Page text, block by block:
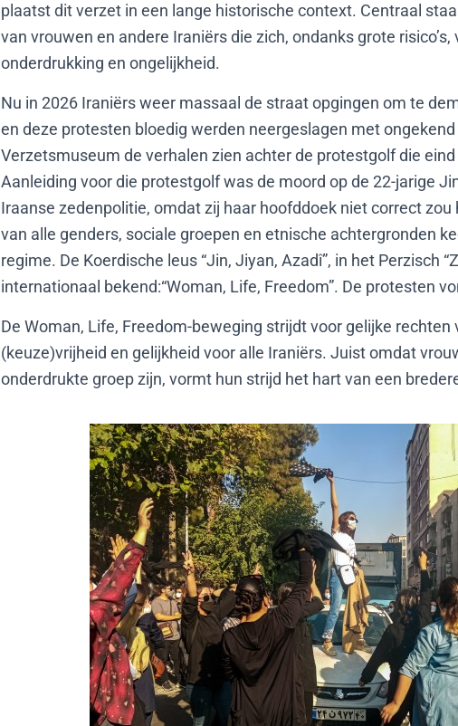
plaatst dit verzet in een lange historische context. Centraal
van vrouwen en andere Iraniërs die zich, ondanks grote
onderdrukking en ongelijkheid.
Nu in 2026 Iraniërs weer massaal de straat opgingen om te
en deze protesten bloedig werden neergeslagen met
Verzetsmuseum de verhalen zien achter de protestgolf die
Aanleiding voor die protestgolf was de moord op de 22-jarige
Iraanse zedenpolitie, omdat zij haar hoofddoek niet correct
van alle genders, sociale groepen en etnische achtergronden
regime. De Koerdische leus “Jin, Jiyan, Azadî”, in het Perzisch
internationaal bekend:“Woman, Life, Freedom”. De protesten
De Woman, Life, Freedom-beweging strijdt voor gelijke rechten
(keuze)vrijheid en gelijkheid voor alle Iraniërs. Juist omdat
onderdrukte groep zijn, vormt hun strijd het hart van een